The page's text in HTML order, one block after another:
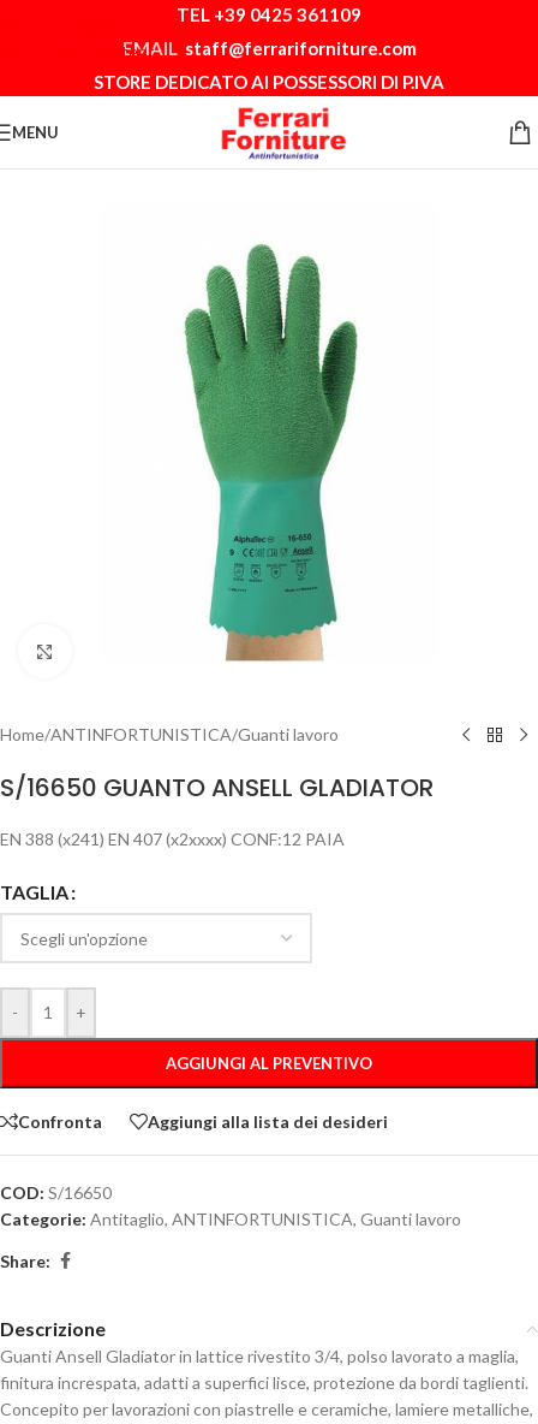
Skip to main content
TEL +39 0425 361109
EMAIL staff@ferrariforniture.com
STORE DEDICATO AI POSSESSORI DI P.IVA
MENU
Home/ANTINFORTUNISTICA/Guanti lavoro
S/16650 GUANTO ANSELL GLADIATOR
EN 388 (x241) EN 407 (x2xxxx) CONF:12 PAIA
TAGLIA
- +
AGGIUNGI AL PREVENTIVO
Confronta Aggiungi alla lista dei desideri
COD: S/16650
Categorie: Antitaglio, ANTINFORTUNISTICA, Guanti lavoro
Share:
Descrizione
Guanti Ansell Gladiator in lattice rivestito 3/4, polso lavorato a maglia,
finitura increspata, adatti a superfici lisce, protezione da bordi taglienti.
Concepito per lavorazioni con piastrelle e ceramiche, lamiere metalliche,